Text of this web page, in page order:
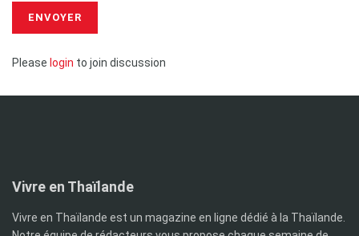
Please login to join discussion
Vivre en Thaïlande
Vivre en Thaïlande est un magazine en ligne dédié à la Thaïlande.